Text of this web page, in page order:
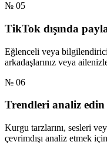
№ 05
TikTok dışında
Eğlenceli veya
arkadaşlarınız veya
№ 06
Trendleri analiz edin
Kurgu tarzlarını, sesleri
çevrimdışı analiz etmek